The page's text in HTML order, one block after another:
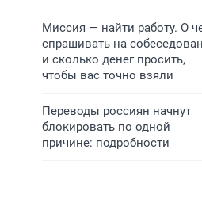
Миссия — найти работу. О
спрашивать на
и сколько денег просить,
чтобы вас точно взяли
Переводы россиян начнут
блокировать по одной
причине: подробности